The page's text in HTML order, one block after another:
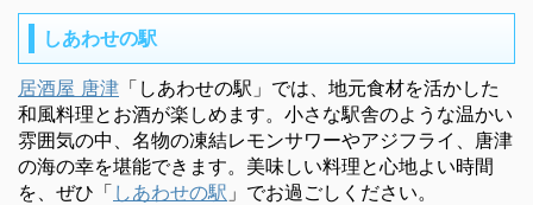
しあわせの駅
居酒屋 唐津 「しあわせの駅」では、地元食材を活かした
和風料理とお酒が楽しめます。小さな駅舎のような温かい
雰囲気の中、名物の凍結レモンサワーやアジフライ、唐津
の海の幸を堪能できます。美味しい料理と心地よい時間
を、ぜひ「 しあわせの駅 」でお過ごしください。